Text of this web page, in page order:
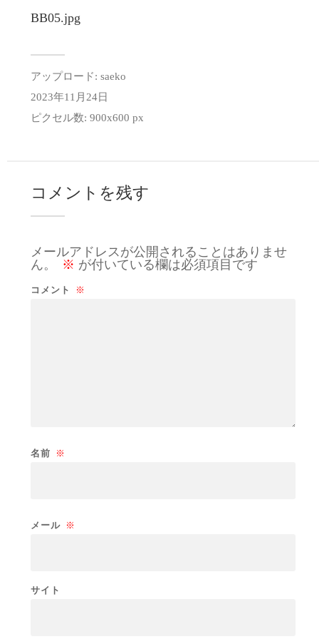
BB05.jpg
アップロード: saeko
2023年11月24日
ピクセル数: 900x600 px
コメントを残す
メールアドレスが公開されることはありませ
ん。
※ が付いている欄は必須項目です
コメント ※
名前 ※
メール ※
サイト